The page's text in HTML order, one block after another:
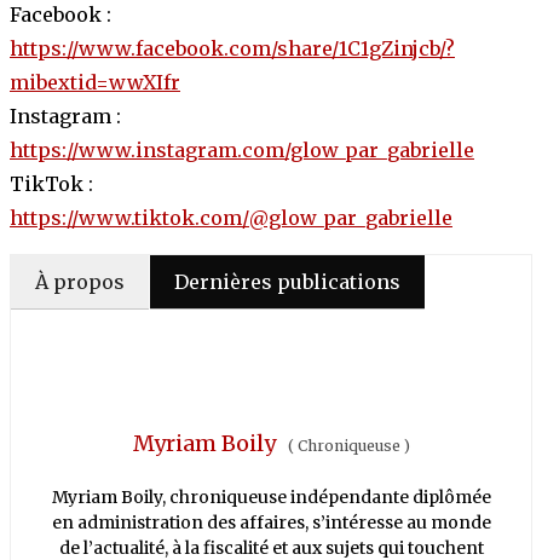
Facebook :
https://www.facebook.com/share/1C1gZinjcb/?
mibextid=wwXIfr
Instagram :
https://www.instagram.com/glow_par_gabrielle
TikTok :
https://www.tiktok.com/@glow_par_gabrielle
À propos Dernières publications
Myriam Boily ( Chroniqueuse )
Myriam Boily, chroniqueuse indépendante diplômée
en administration des affaires, s’intéresse au monde
de l’actualité, à la fiscalité et aux sujets qui touchent